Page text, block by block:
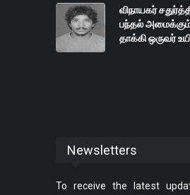
விநாயகர்
பந்தல் அமைக்கும்
தாக்கி ஒருவர்
Newsletters
To receive the latest